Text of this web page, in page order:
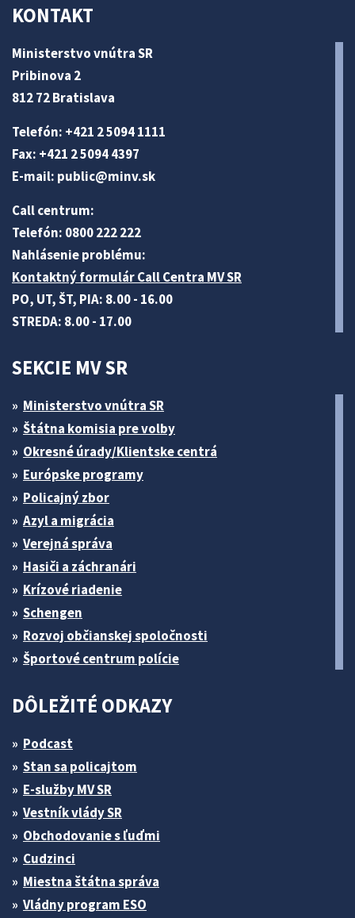
KONTAKT
Ministerstvo vnútra SR
Pribinova 2
812 72 Bratislava
Telefón: +421 2 5094 1111
Fax: +421 2 5094 4397
E-mail: public@minv.sk
Call centrum:
Telefón: 0800 222 222
Nahlásenie problému:
Kontaktný formulár Call Centra MV SR
PO, UT, ŠT, PIA: 8.00 - 16.00
STREDA: 8.00 - 17.00
SEKCIE MV SR
Ministerstvo vnútra SR
Štátna komisia pre volby
Okresné úrady/Klientske centrá
Európske programy
Policajný zbor
Azyl a migrácia
Verejná správa
Hasiči a záchranári
Krízové riadenie
Schengen
Rozvoj občianskej spoločnosti
Športové centrum polície
DÔLEŽITÉ ODKAZY
Podcast
Stan sa policajtom
E-služby MV SR
Vestník vlády SR
Obchodovanie s ľuďmi
Cudzinci
Miestna štátna správa
Vládny program ESO